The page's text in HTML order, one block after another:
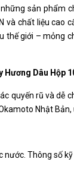
sản phẩm
và chất liệu
thế giới – mỏng
Dâu Hộp
quyến rũ và dễ
Nhật
nước. Thông số